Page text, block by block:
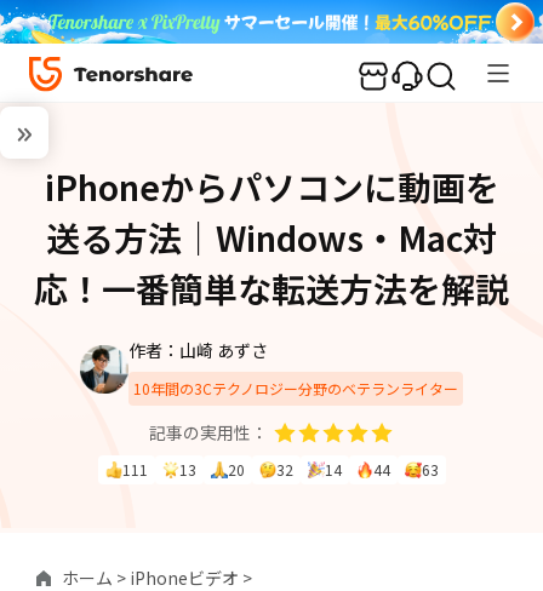
iPhoneからパソコンに動画を
送る方法｜Windows・Mac対
応！一番簡単な転送方法を解説
作者：山崎 あずさ
10年間の3Cテクノロジー分野のベテランライター
記事の実用性：
111 13 20 32 14 44 63
ホーム > iPhoneビデオ >